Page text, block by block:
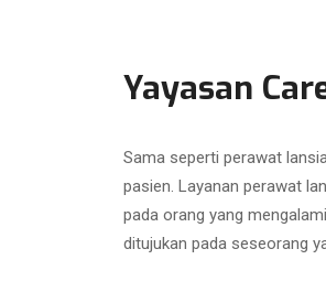
Yayasan
Sama seperti perawat
pasien. Layanan perawat
pada orang yang
ditujukan pada seseorang